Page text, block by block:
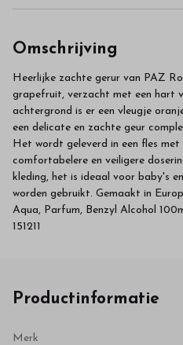
Omschrijving
Heerlijke zachte gerur van PAZ
grapefruit, verzacht met een hart
achtergrond is er een vleugje
een delicate en zachte geur
Het wordt geleverd in een fles met
comfortabelere en veiligere
kleding, het is ideaal voor baby's
worden gebruikt. Gemaakt in
Aqua, Parfum, Benzyl Alcohol
151211
Productinformatie
Merk